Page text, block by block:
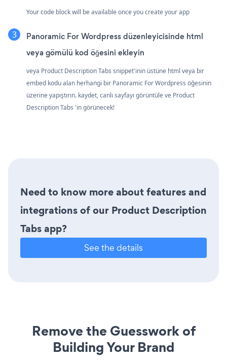
Your code block will be available once you create your app
Panoramic For Wordpress düzenleyicisinde html
veya gömülü kod öğesini ekleyin
veya Product Description Tabs snippet'inin üstüne html veya bir
embed kodu alan herhangi bir Panoramic For Wordpress öğesinin
üzerine yapıştırın. kaydet, canlı sayfayı görüntüle ve Product
Description Tabs 'in görünecek!
Need to know more about features and
integrations of our Product Description
Tabs app?
See the details
Remove the Guesswork of
Building Your Brand